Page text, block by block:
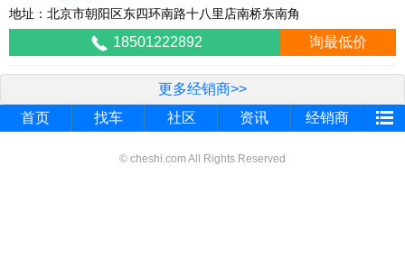
地址：北京市朝阳区东四环南路十八里店南桥东南角
18501222892 询最低价
更多经销商>>
首页
找车 社区 资讯 经销商
© cheshi.com All Rights Reserved